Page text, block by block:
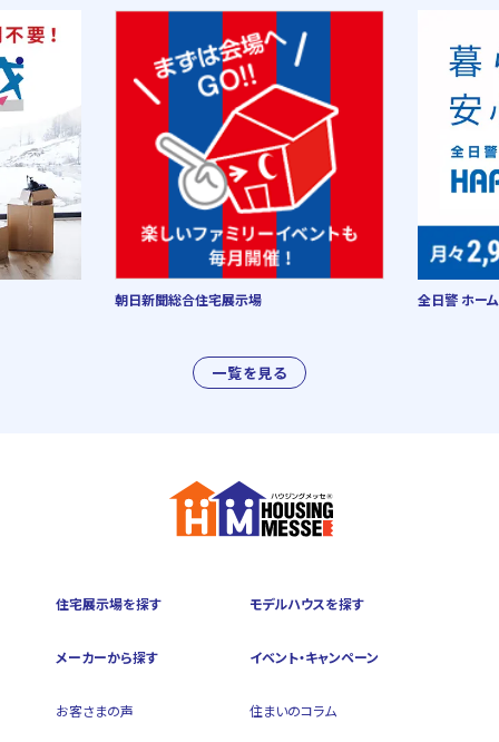
一覧を見る
朝日新聞総合住宅展示場 全日警 ホー
住宅展示場を探す モデルハウスを探す
メーカーから探す イベント・キャンペーン
お客さまの声 住まいのコラム